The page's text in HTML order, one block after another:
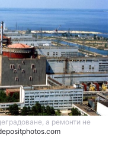
а ремонти не